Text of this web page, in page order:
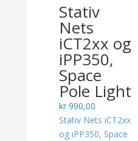
Stativ
Nets
iCT2xx og
iPP350,
Space
Pole Light
kr990,00
Stativ Nets iCT2xx
og iPP350, Space